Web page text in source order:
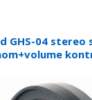
GHS-04 stereo